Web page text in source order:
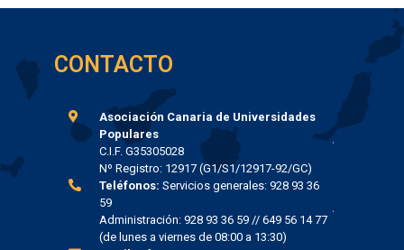
CONTACTO
Asociación Canaria de Universidades
Populares
C.I.F. G35305028
Nº Registro: 12917 (G1/S1/12917-92/GC)
Teléfonos: Servicios generales: 928 93 36
59
Administración: 928 93 36 59 // 649 56 14 77
(de lunes a viernes de 08:00 a 13:30)